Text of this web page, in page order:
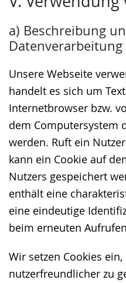
a) Beschreibung
Datenverarbeitung
Unsere Webseite
handelt es sich um
Internetbrowser bzw.
dem Computersystem
werden. Ruft ein
kann ein Cookie auf
Nutzers gespeichert
enthält eine
eine eindeutige
beim erneuten
Wir setzen Cookies
nutzerfreundlicher zu
Leichten
wechseln.
Audio-
Video
Deutscher
wird
angezeigt.